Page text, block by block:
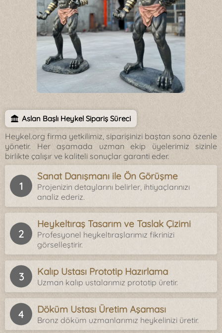
Aslan Başlı Heykel Sipariş Süreci
Heykel.org firma yetkilimiz, siparişinizi baştan sona özenle
yönetir. Her aşamada uzman ekip üyelerimiz sizinle
birlikte çalışır ve kaliteli sonuçlar garanti eder.
Sanat Danışmanı ile Ön Görüşme
Projenizin detaylarını belirler, ihtiyaçlarınızı
analiz ederiz.
Heykeltıraş Tasarım ve Taslak Çizimi
Profesyonel heykeltıraşlarımız fikrinizi
görselleştirir.
Kalıp Ustası Prototip Hazırlama
Uzman kalıp ustalarımız prototip üretir.
Döküm Ustası Üretim Aşaması
Bronz döküm uzmanlarımız heykelinizi üretir.